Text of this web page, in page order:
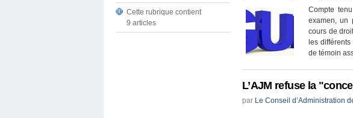
Cette rubrique contient
9 articles
Compte
examen, un
cours de
les
de témoin
L’AJM refuse la
par Le Conseil d’Administration